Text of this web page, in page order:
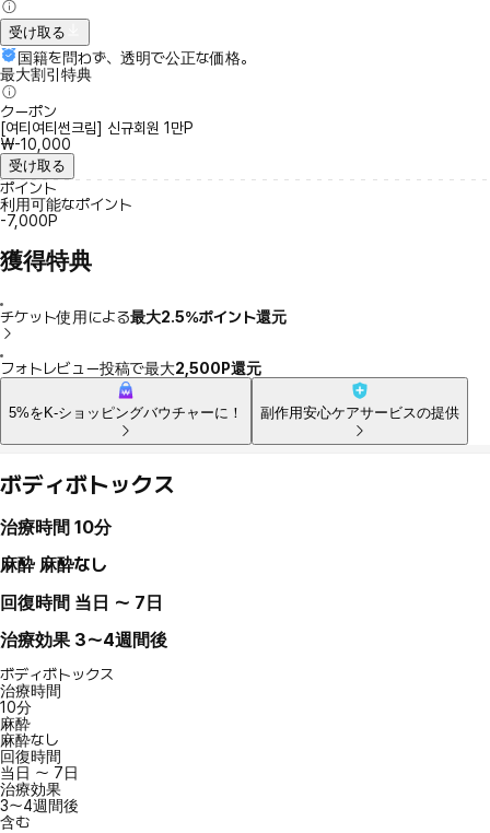
受け取る
国籍を問わず、透明で公正な価格。
最大割引特典
クーポン
[여티여티썬크림] 신규회원 1만P
₩-10,000
受け取る
ポイント
利用可能なポイント
-7,000P
獲得特典
チケット使用による最大2.5％ポイント還元
フォトレビュー投稿で最大2,500P還元
5%をK-ショッピングバウチャーに！ 副作用安心ケアサービスの提供
ボディボトックス
治療時間 10分
麻酔 麻酔なし
回復時間 当日 〜 7日
治療効果 3～4週間後
ボディボトックス
治療時間
10分
麻酔
麻酔なし
回復時間
当日 〜 7日
治療効果
3～4週間後
含む